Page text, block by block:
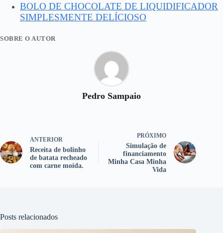
BOLO DE CHOCOLATE DE LIQUIDIFICADOR
SIMPLESMENTE DELÍCIOSO
SOBRE O AUTOR
Pedro Sampaio
ANTERIOR
Receita de bolinho
de batata recheado
com carne moída.
PRÓXIMO
Simulação de
financiamento
Minha Casa Minha
Vida
Posts relacionados